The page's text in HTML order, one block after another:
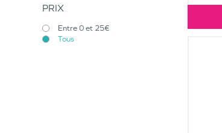
PRIX
Entre 0 et 25€
Tous